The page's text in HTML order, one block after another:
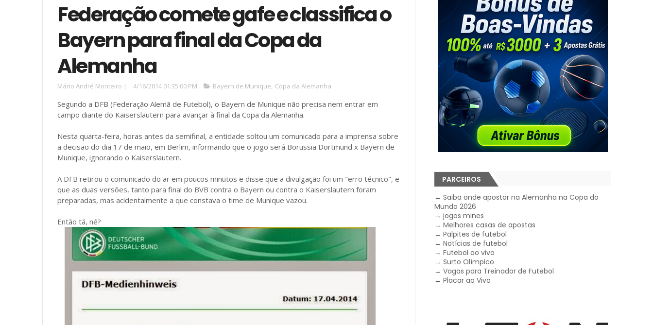
Federação comete gafe e classifica o
Bayern para final da Copa da
Alemanha
Mário André Monteiro | 4/16/2014 01:35:00 PM Bayern de Munique, Copa da Alemanha
Segundo a DFB (Federação Alemã de Futebol), o Bayern de Munique não precisa nem entrar em
campo diante do Kaiserslautern para avançar à final da Copa da Alemanha.
Nesta quarta-feira, horas antes da semifinal, a entidade soltou um comunicado para a imprensa sobre
a decisão do dia 17 de maio, em Berlim, informando que o jogo será Borussia Dortmund x Bayern de
Munique, ignorando o Kaiserslautern.
A DFB retirou o comunicado do ar em poucos minutos e disse que a divulgação foi um "erro técnico", e
que as duas versões, tanto para final do BVB contra o Bayern ou contra o Kaiserslautern foram
preparadas, mas acidentalmente a que constava o time de Munique vazou.
Então tá, né?
PARCEIROS
→Saiba onde apostar na Alemanha na Copa do
Mundo 2026
→jogos mines
→Melhores casas de apostas
→Palpites de futebol
→Notícias de futebol
→Futebol ao vivo
→Surto Olímpico
→Vagas para Treinador de Futebol
→Placar ao Vivo